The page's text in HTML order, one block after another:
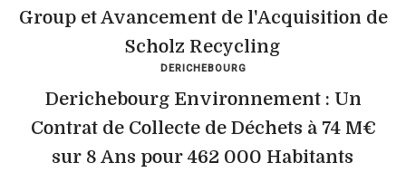
Group et Avancement de l'Acquisition de
Scholz Recycling
DERICHEBOURG
Derichebourg Environnement : Un
Contrat de Collecte de Déchets à 74 M€
sur 8 Ans pour 462 000 Habitants